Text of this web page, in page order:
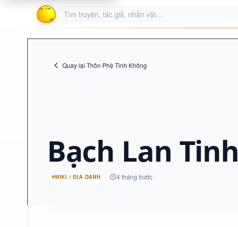
Quay lại Thôn Phệ Tinh Không
Bạch Lan Tinh
WIKI / ĐỊA DANH 4 tháng trước